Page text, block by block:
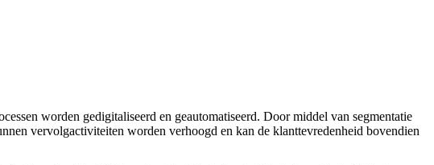
worden gedigitaliseerd en geautomatiseerd. Door middel van segmentatie
vervolgactiviteiten worden verhoogd en kan de klanttevredenheid bovendien